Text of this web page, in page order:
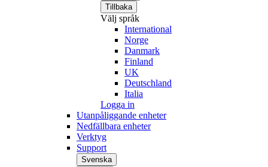
Tillbaka
Välj språk
International
Norge
Danmark
Finland
UK
Deutschland
Italia
Logga in
Utanpåliggande enheter
Nedfällbara enheter
Verktyg
Support
Svenska